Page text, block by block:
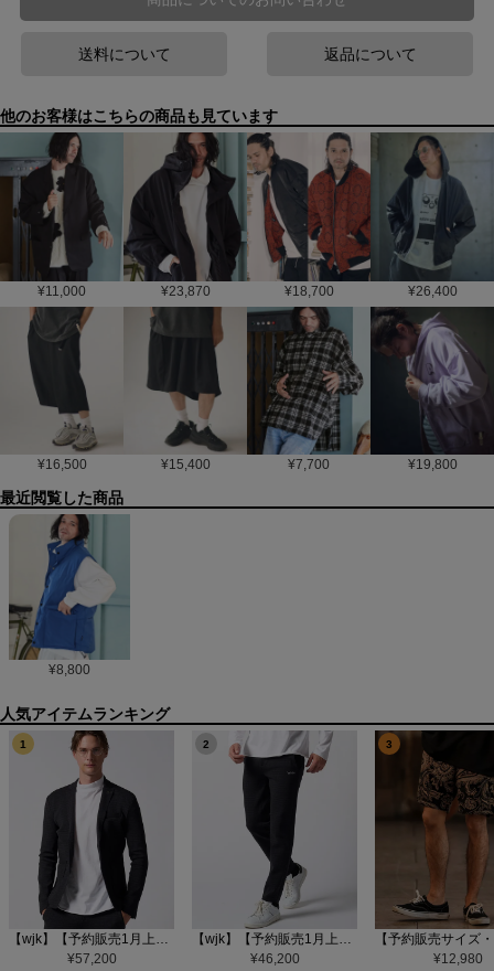
送料について 返品について
他のお客様はこちらの商品も見ています
¥11,000 ¥23,870 ¥18,700 ¥26,400
¥16,500 ¥15,400 ¥7,700 ¥19,800
最近閲覧した商品
¥8,800
1
【wjk】【予約販売1月上旬～中旬入荷】function knit jacket(jacquard check) ニットジャケット(207 mw08j)
¥57,200
2
【wjk】【予約販売1月上旬～中旬入荷】function knit easy slacks(jacquard check) ニットイージーパンツ(504 mw08j)
¥46,200
3
¥12,980